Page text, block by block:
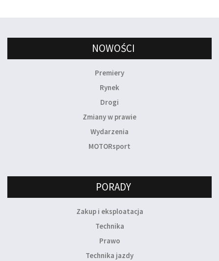
NOWOŚCI
Premiery
Rynek
Drogi
Zmiany w prawie
Wydarzenia
MOTORsport
PORADY
Zakup i eksploatacja
Technika
Prawo
Technika jazdy